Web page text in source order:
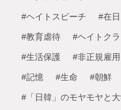
#ヘイトスピーチ #在
#教育虐待 #ヘイトク
#生活保護 #非正規雇用
#記憶 #生命 #朝鮮
#「日韓」のモヤモヤと